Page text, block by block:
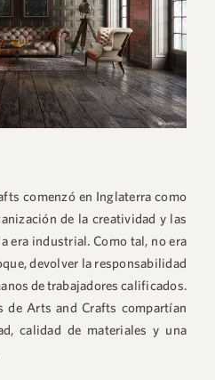
comenzó en Inglaterra como
de la creatividad y las
era industrial. Como tal, no era
devolver la responsabilidad
de trabajadores calificados.
de Arts and Crafts compartían
calidad de materiales y una